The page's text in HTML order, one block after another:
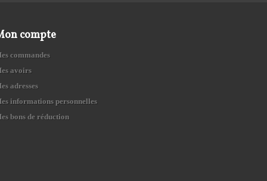
compte
commandes
avoirs
adresses
informations personnelles
bons de réduction